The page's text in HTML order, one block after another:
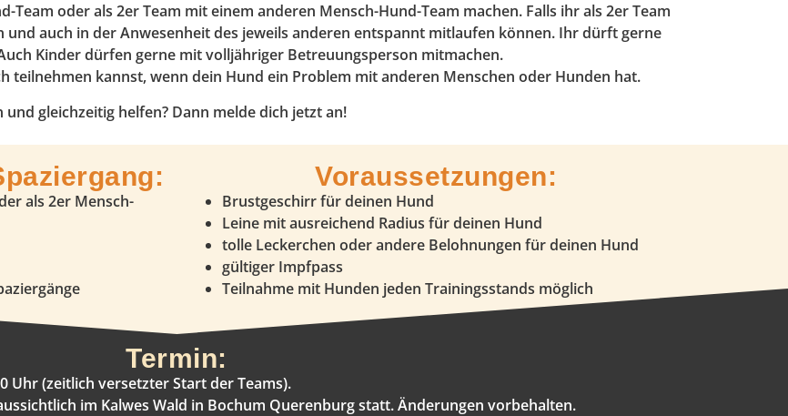
Team oder als 2er Team mit einem anderen Mensch-Hund-Team machen. Falls ihr als 2er Team
auch in der Anwesenheit des jeweils anderen entspannt mitlaufen können. Ihr dürft gerne
Kinder dürfen gerne mit volljähriger Betreuungsperson mitmachen.
teilnehmen kannst, wenn dein Hund ein Problem mit anderen Menschen oder Hunden hat.
gleichzeitig helfen? Dann melde dich jetzt an!
als 2er Mensch-
Voraussetzungen:
Brustgeschirr für deinen Hund
Leine mit ausreichend Radius für deinen Hund
tolle Leckerchen oder andere Belohnungen für deinen Hund
gültiger Impfpass
Teilnahme mit Hunden jeden Trainingsstands möglich
Termin:
Uhr (zeitlich versetzter Start der Teams).
im Kalwes Wald in Bochum Querenburg statt. Änderungen vorbehalten.